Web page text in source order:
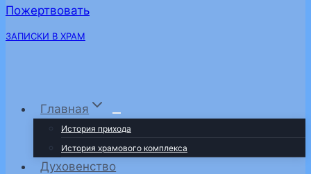
Пожертвовать
ЗАПИСКИ В ХРАМ
Главная
История прихода
История храмового комплекса
Духовенство